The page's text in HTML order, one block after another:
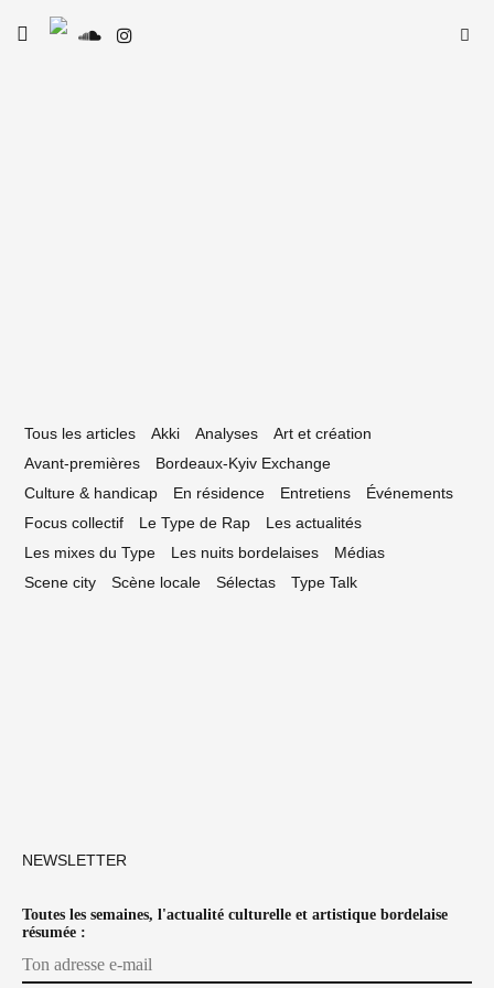
Skip
toggle
Tous les articles Akki Analyses
Art et création
Avant-premières
Bordeaux-Kyiv Exchange
Culture & handicap
En résidence Entretiens
Événements
Focus collectif
Le Type de Rap
Les actualités
Les mixes du Type
Les nuits bordelaises
Médias
Scene city
Scène locale Sélectas Type Talk
NEWSLETTER
Toutes les semaines, l'actualité culturelle et artistique bordelaise
résumée :